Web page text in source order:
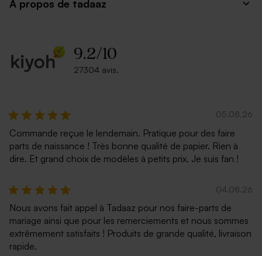
A propos de tadaaz
9.2/10
27304 avis.
05.08.26
Commande reçue le lendemain. Pratique pour des faire
parts de naissance ! Très bonne qualité de papier. Rien à
dire. Et grand choix de modèles à petits prix. Je suis fan !
04.08.26
Nous avons fait appel à Tadaaz pour nos faire-parts de
mariage ainsi que pour les remerciements et nous sommes
extrêmement satisfaits ! Produits de grande qualité, livraison
rapide.